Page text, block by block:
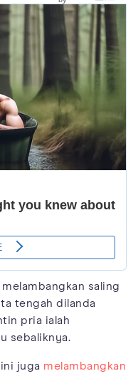
saling
tengah dilanda
pria ialah
sebaliknya.
juga melambangkan